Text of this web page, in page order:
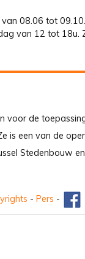
van 08.06 tot
van 12 tot
voor de
is een van de
Stedenbouw
- Pers -